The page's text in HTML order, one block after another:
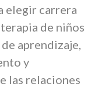
elegir carrera
de niños
aprendizaje,
y
las relaciones